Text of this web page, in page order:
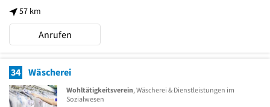
57 km
Anrufen
34 Wäscherei
Wohltätigkeitsverein, Wäscherei & Dienstleistungen im
Sozialwesen